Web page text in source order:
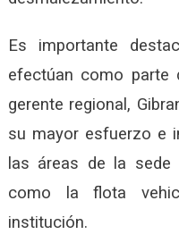
Es importante
efectúan como parte
gerente regional,
su mayor esfuerzo e
las áreas de la sede
como la flota
institución.